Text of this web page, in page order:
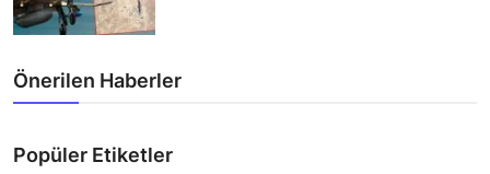
Önerilen Haberler
Popüler Etiketler